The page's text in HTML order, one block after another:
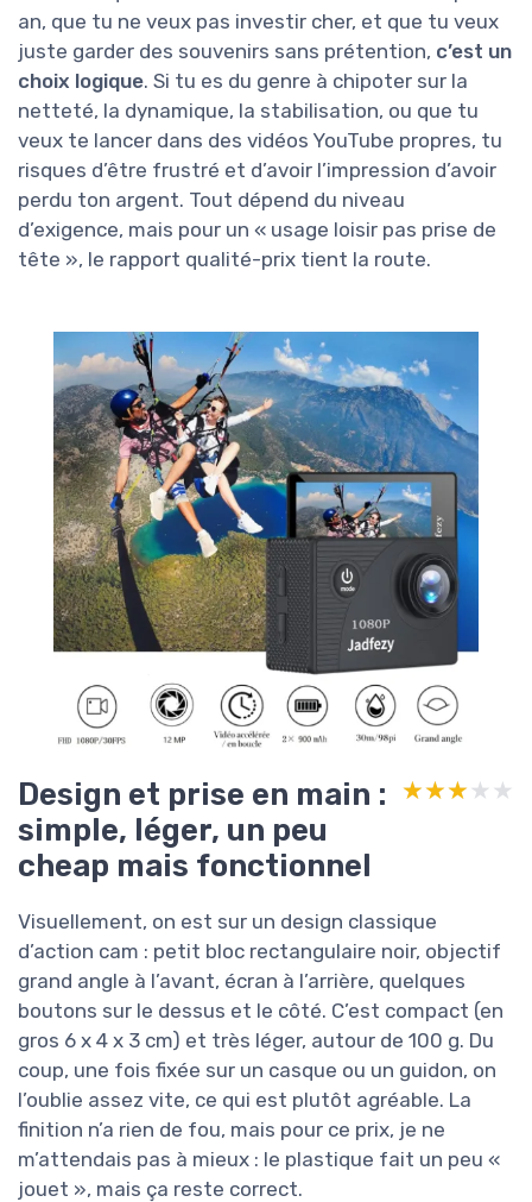
an, que tu ne veux pas investir cher, et que tu veux
juste garder des souvenirs sans prétention, c’est un
choix logique. Si tu es du genre à chipoter sur la
netteté, la dynamique, la stabilisation, ou que tu
veux te lancer dans des vidéos YouTube propres, tu
risques d’être frustré et d’avoir l’impression d’avoir
perdu ton argent. Tout dépend du niveau
d’exigence, mais pour un « usage loisir pas prise de
tête », le rapport qualité-prix tient la route.
Design et prise en main :
simple, léger, un peu
cheap mais fonctionnel
★★★★★
★★★★★
Visuellement, on est sur un design classique
d’action cam : petit bloc rectangulaire noir, objectif
grand angle à l’avant, écran à l’arrière, quelques
boutons sur le dessus et le côté. C’est compact (en
gros 6 x 4 x 3 cm) et très léger, autour de 100 g. Du
coup, une fois fixée sur un casque ou un guidon, on
l’oublie assez vite, ce qui est plutôt agréable. La
finition n’a rien de fou, mais pour ce prix, je ne
m’attendais pas à mieux : le plastique fait un peu «
jouet », mais ça reste correct.